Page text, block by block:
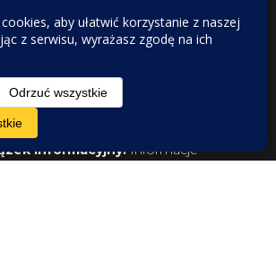
publikacją wszystkie informacje są
sprawdzane i weryfikowane
merytorycznie.
informacyjny: Informacje